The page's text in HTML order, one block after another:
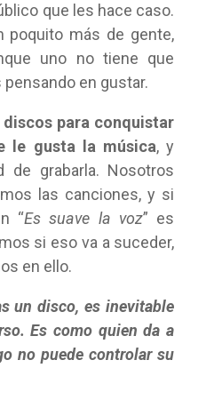
que les hace caso.
poquito más de gente,
uno no tiene que
en gustar.
discos para conquistar
le gusta la música, y
de grabarla. Nosotros
las canciones, y si
“Es suave la voz” es
si eso va a suceder,
en ello.
un disco, es inevitable
Es como quien da a
no puede controlar su